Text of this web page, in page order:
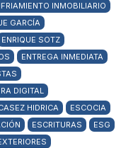
INMOBILIARIO
GARCÍA
ENRIQUE SOTZ
ENTREGA INMEDIATA
DIGITAL
HIDRICA
ESCOCIA
ESCRITURAS
ESG